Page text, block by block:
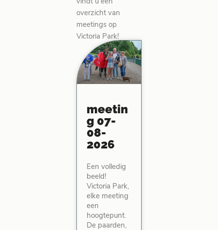
vindt u een
overzicht van
meetings op
Victoria Park!
meetin
g 07-
08-
2026
Een volledig
beeld!
Victoria Park,
elke meeting
een
hoogtepunt.
De paarden,